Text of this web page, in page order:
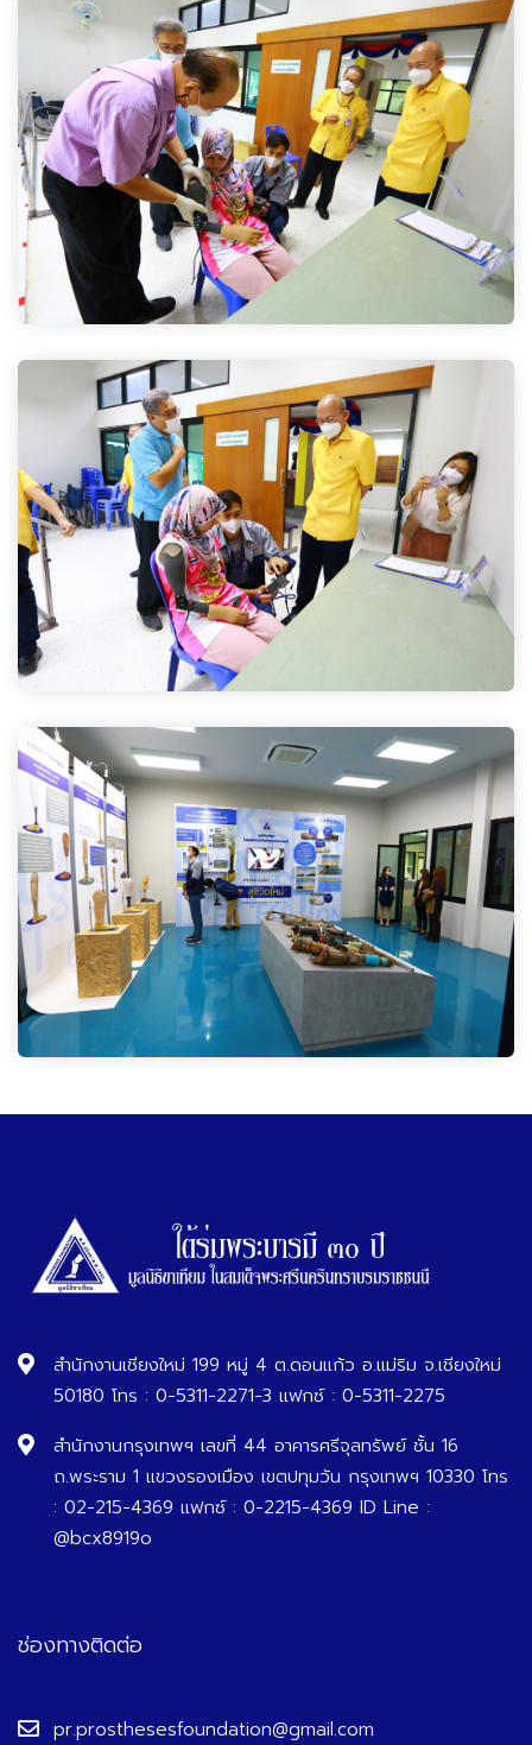
สำนักงานเชียงใหม่ 199 หมู่ 4 ต.ดอนแก้ว อ.แม่ริม จ.เชียงใหม่
50180 โทร : 0-5311-2271-3 แฟกซ์ : 0-5311-2275
สำนักงานกรุงเทพฯ เลขที่ 44 อาคารศรีจุลทรัพย์ ชั้น 16
ถ.พระราม 1 แขวงรองเมือง เขตปทุมวัน กรุงเทพฯ 10330 โทร
: 02-215-4369 แฟกซ์ : 0-2215-4369 ID Line :
@bcx8919o
ช่องทางติดต่อ
pr.prosthesesfoundation@gmail.com